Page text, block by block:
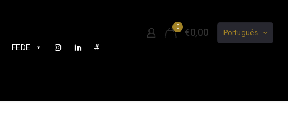
FEDE #
0
€0,00 Português